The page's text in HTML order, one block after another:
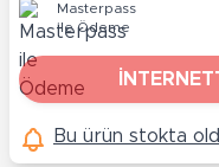
Masterpass
ile Ödeme
Bu ürün stokta